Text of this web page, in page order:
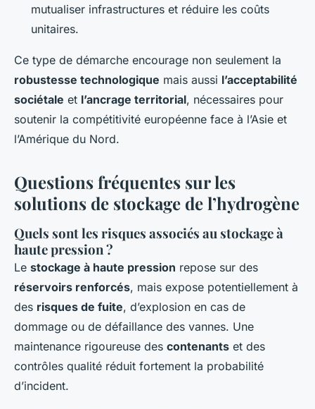
mutualiser infrastructures et réduire les coûts
unitaires.
Ce type de démarche encourage non seulement la
robustesse technologique mais aussi l’acceptabilité
sociétale et l’ancrage territorial, nécessaires pour
soutenir la compétitivité européenne face à l’Asie et
l’Amérique du Nord.
Questions fréquentes sur les
solutions de stockage de l’hydrogène
Quels sont les risques associés au stockage à
haute pression ?
Le stockage à haute pression repose sur des
réservoirs renforcés, mais expose potentiellement à
des risques de fuite, d’explosion en cas de
dommage ou de défaillance des vannes. Une
maintenance rigoureuse des contenants et des
contrôles qualité réduit fortement la probabilité
d’incident.